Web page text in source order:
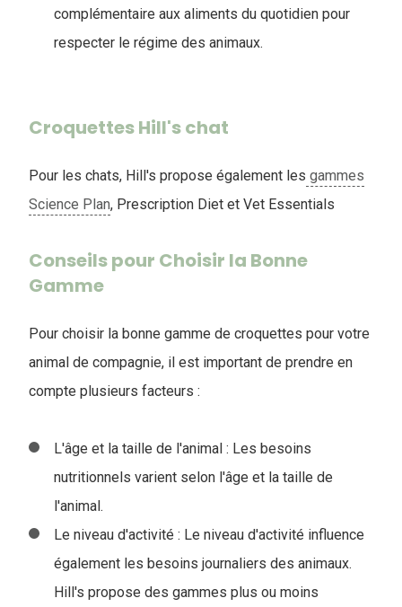
complémentaire aux aliments du quotidien pour
respecter le régime des animaux.
Croquettes Hill's chat
Pour les chats, Hill's propose également les gammes
Science Plan, Prescription Diet et Vet Essentials
Conseils pour Choisir la Bonne
Gamme
Pour choisir la bonne gamme de croquettes pour votre
animal de compagnie, il est important de prendre en
compte plusieurs facteurs :
L'âge et la taille de l'animal : Les besoins
nutritionnels varient selon l'âge et la taille de
l'animal.
Le niveau d'activité : Le niveau d'activité influence
également les besoins journaliers des animaux.
Hill's propose des gammes plus ou moins